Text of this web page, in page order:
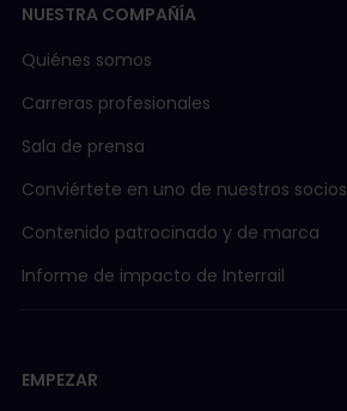
NUESTRA COMPAÑÍA
Quiénes somos
Carreras profesionales
Sala de prensa
Conviértete en uno de nuestros socios
Contenido patrocinado y de marca
Informe de impacto de Interrail
EMPEZAR